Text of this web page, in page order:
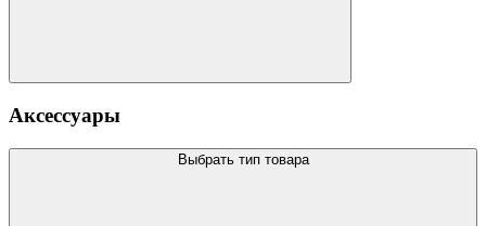
Аксессуары
Выбрать тип товара